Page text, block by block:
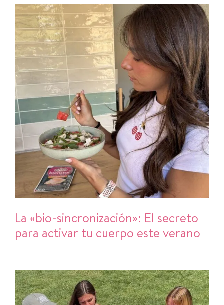
La «bio-sincronización»: El secreto
para activar tu cuerpo este verano